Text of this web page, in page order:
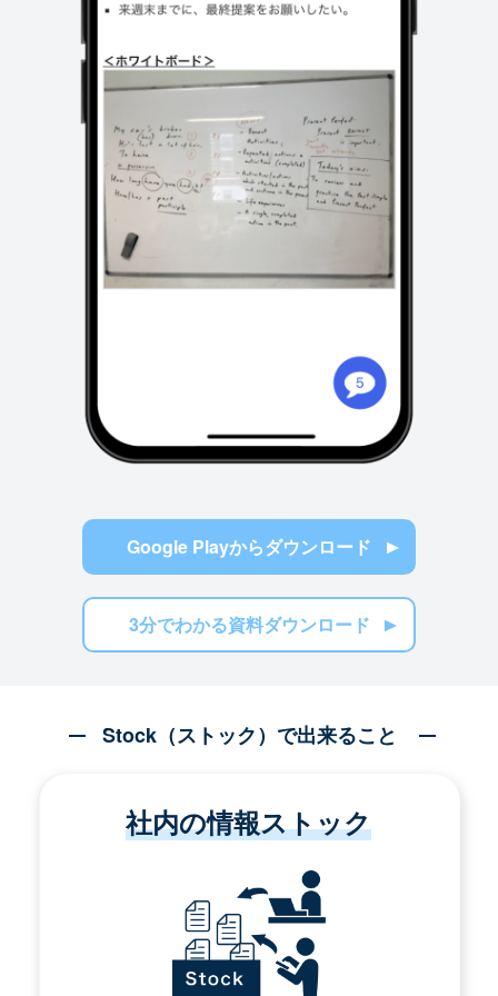
Google Playからダウンロード
3分でわかる資料ダウンロード
Stock（ストック）で出来ること
社内の情報ストック